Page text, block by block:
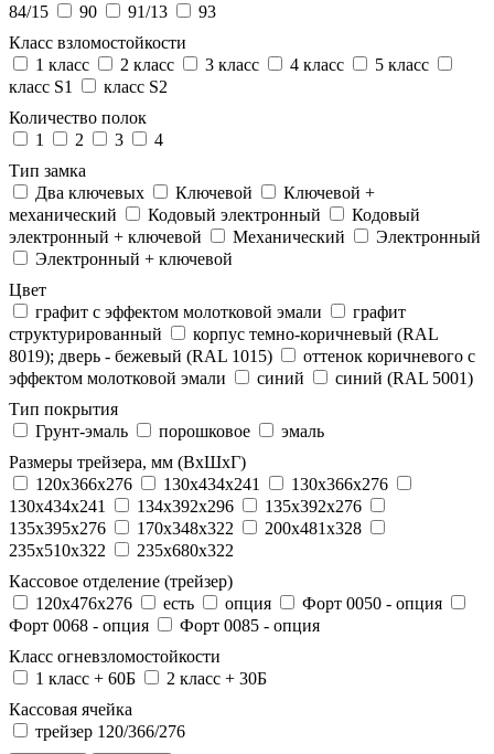
84/15
90 91/13
93
Класс взломостойкости
1 класс
2 класс 3 класс 4 класс
5 класс
класс S1
класс S2
Количество полок
1
2 3
4
Тип замка
Два ключевых
Ключевой
Ключевой +
механический
Кодовый электронный
Кодовый
электронный + ключевой
Механический
Электронный
Электронный + ключевой
Цвет
графит с эффектом молотковой эмали
графит
структурированный
корпус темно-коричневый (RAL
8019); дверь - бежевый (RAL 1015)
оттенок коричневого с
эффектом молотковой эмали
синий
синий (RAL 5001)
Тип покрытия
Грунт-эмаль
порошковое
эмаль
Размеры трейзера, мм (ВхШхГ)
120x366x276
130x434x241
130х366х276
130х434х241
134x392x296
135x392x276
135x395x276
170x348x322
200x481x328
235x510x322
235x680x322
Кассовое отделение (трейзер)
120х476х276
есть опция
Форт 0050 - опция
Форт 0068 - опция
Форт 0085 - опция
Класс огневзломостойкости
1 класс + 60Б
2 класс + 30Б
Кассовая ячейка
трейзер 120/366/276